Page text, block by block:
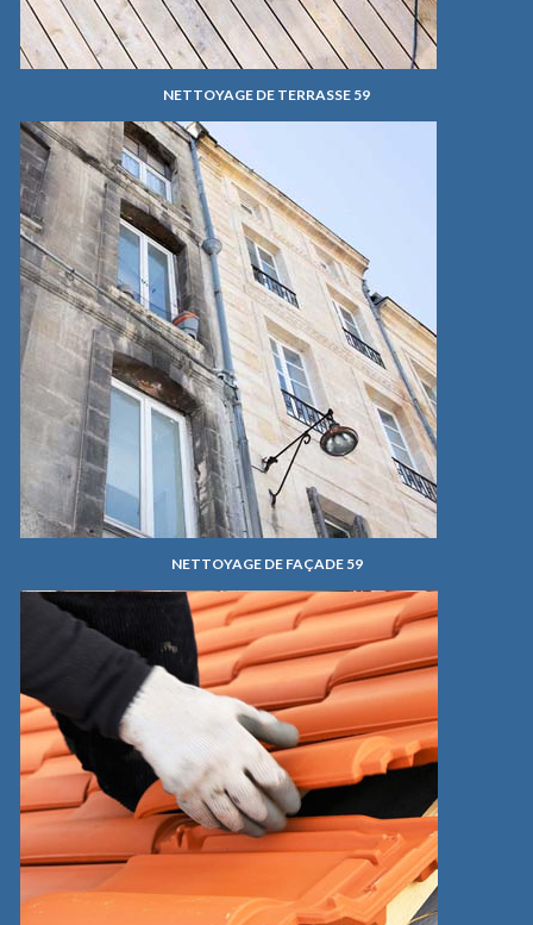
NETTOYAGE DE TERRASSE 59
NETTOYAGE DE FAÇADE 59